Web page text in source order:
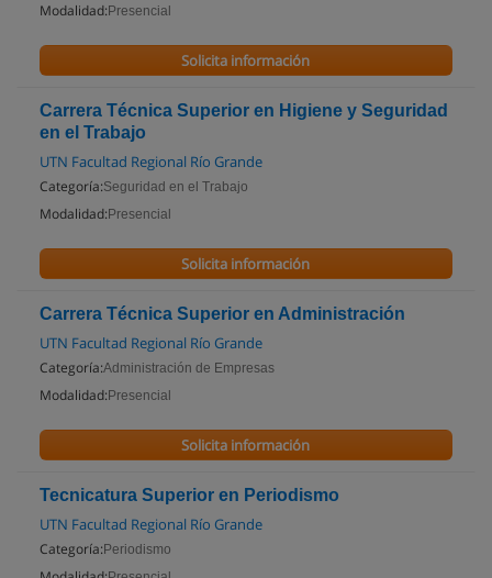
Modalidad: Presencial
Solicita información
Carrera Técnica Superior en Higiene y Seguridad
en el Trabajo
UTN Facultad Regional Río Grande
Categoría:Seguridad en el Trabajo
Modalidad: Presencial
Solicita información
Carrera Técnica Superior en Administración
UTN Facultad Regional Río Grande
Categoría:Administración de Empresas
Modalidad: Presencial
Solicita información
Tecnicatura Superior en Periodismo
UTN Facultad Regional Río Grande
Categoría: Periodismo